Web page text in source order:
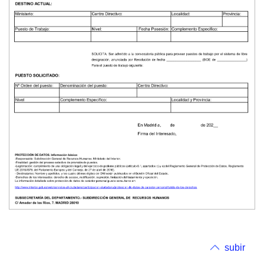
subir